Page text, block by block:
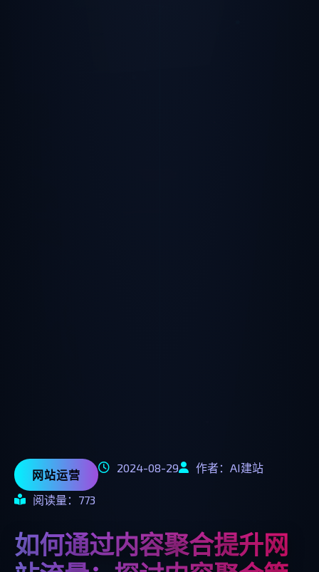
网站运营
2024-08-29 作者：AI建站
阅读量：773
如何通过内容聚合提升网